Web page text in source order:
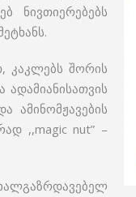
ნივთიერებებს
კაკლებს შორის
ამინომჟავების
,,magic nut” –